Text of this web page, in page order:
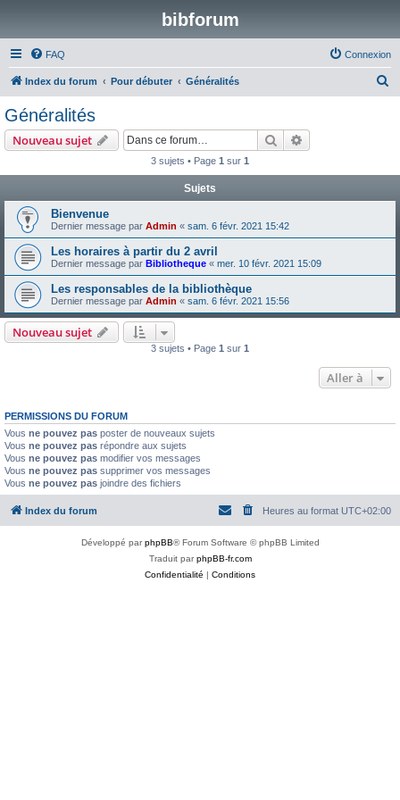
bibforum
FAQ Connexion
Index du forum Pour débuter Généralités
r
Généralités
Nouveau sujet Rechercher
3 sujets • Page 1 sur 1
Sujets
Bienvenue
Dernier message par Admin « sam. 6 févr. 2021 15:42
Les horaires à partir du 2 avril
Dernier message par Bibliotheque « mer. 10 févr. 2021 15:09
Les responsables de la bibliothèque
Dernier message par Admin « sam. 6 févr. 2021 15:56
Nouveau sujet
3 sujets • Page 1 sur 1
Aller à
PERMISSIONS DU FORUM
Vous ne pouvez pas poster de nouveaux sujets
Vous ne pouvez pas répondre aux sujets
Vous ne pouvez pas modifier vos messages
Vous ne pouvez pas supprimer vos messages
Vous ne pouvez pas joindre des fichiers
Index du forum Heures au format UTC+02:00
Développé parphpBB® Forum Software © phpBB Limited
Traduit parphpBB-fr.com
Confidentialité | Conditions